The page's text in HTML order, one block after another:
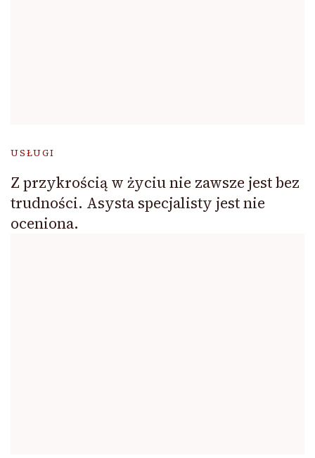
USŁUGI
Z przykrością w życiu nie zawsze jest bez
trudności. Asysta specjalisty jest nie
oceniona.